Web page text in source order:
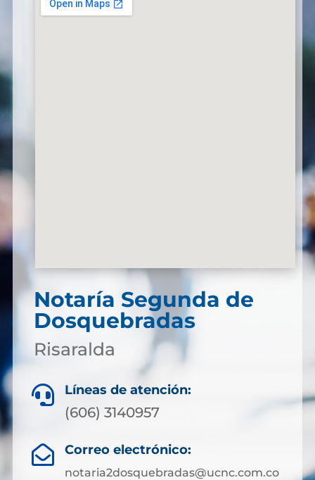
Notaría Segunda de
Dosquebradas
Risaralda
 Líneas de atención:
(606) 3140957
 Correo electrónico:
notaria2dosquebradas@ucnc.com.co